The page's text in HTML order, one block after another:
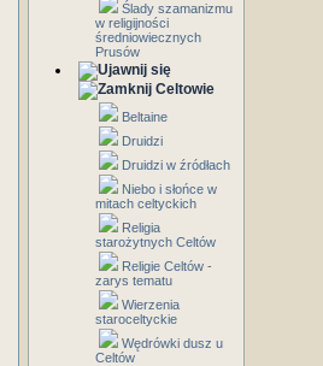
Ślady szamanizmu
w religijności
średniowiecznych
Prusów
Celtowie
Beltaine
Druidzi
Druidzi w źródłach
Niebo i słońce w
mitach celtyckich
Religia
starożytnych Celtów
Religie Celtów -
zarys tematu
Wierzenia
staroceltyckie
Wędrówki dusz u
Celtów